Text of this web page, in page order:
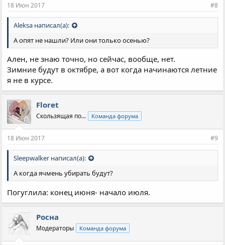
18 Июн 2017 #8
Aleksa написал(а):
А опят не нашли? Или они только осенью?
Ален, не знаю точно, но сейчас, вообще, нет.
Зимние будут в октябре, а вот когда начинаются летние
я не в курсе.
Floret
Скользящая по... Команда форума
18 Июн 2017 #9
Sleepwalker написал(а):
А когда ячмень убирать будут?
Погуглила: конец июня- начало июля.
Росна
Модераторы Команда форума